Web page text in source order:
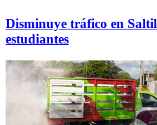
Disminuye tráfico en
estudiantes